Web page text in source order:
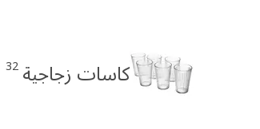
كاسات زجاجية 32